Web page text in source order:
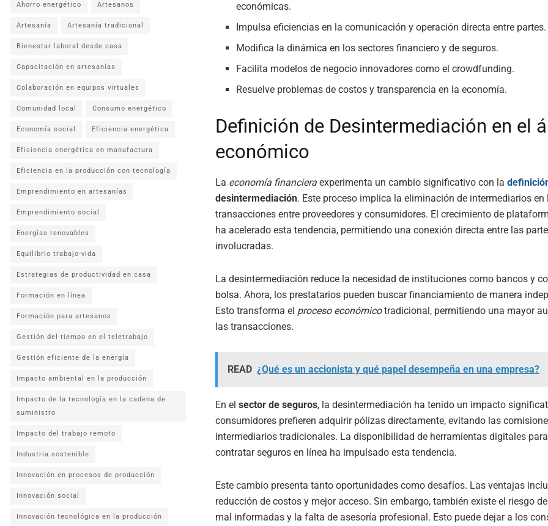
económicas.
Impulsa eficiencias en la comunicación y operación directa entre partes.
Modifica la dinámica en los sectores financiero y de seguros.
Facilita modelos de negocio innovadores como el crowdfunding.
Resuelve problemas de costos y transparencia en la economía.
Definición de Desintermediación en el
económico
La economía financiera experimenta un cambio significativo con la
desintermediación. Este proceso implica la eliminación de intermediarios en
transacciones entre proveedores y consumidores. El crecimiento de
ha acelerado esta tendencia, permitiendo una conexión directa entre las
involucradas.
La desintermediación reduce la necesidad de instituciones como bancos y
bolsa. Ahora, los prestatarios pueden buscar financiamiento de manera
Esto transforma el proceso económicotradicional, permitiendo una mayor
las transacciones.
READ ¿Qué es un accionista y qué papel desempeña en una empresa?
En el sector de seguros, la desintermediación ha tenido un impacto
consumidores prefieren adquirir pólizas directamente, evitando las
intermediarios tradicionales. La disponibilidad de herramientas digitales
contratar seguros en línea ha impulsado esta tendencia.
Este cambio presenta tanto oportunidades como desafíos. Las ventajas
reducción de costos y mejor acceso. Sin embargo, también existe el riesgo
mal informadas y la falta de asesoría profesional. Esto puede dejar a los
Ahorro energético Artesanos
Artesanía Artesanía tradicional
Bienestar laboral desde casa
Capacitación en artesanías
Colaboración en equipos virtuales
Comunidad local Consumo energético
Economía social Eficiencia energética
Eficiencia energética en manufactura
Eficiencia en la producción con tecnología
Emprendimiento en artesanías
Emprendimiento social
Energías renovables
Equilibrio trabajo-vida
Estrategias de productividad en casa
Formación en línea
Formación para artesanos
Gestión del tiempo en el teletrabajo
Gestión eficiente de la energía
Impacto ambiental en la producción
Impacto de la tecnología en la cadena de
suministro
Impacto del trabajo remoto
Industria sostenible
Innovación en procesos de producción
Innovación social
Innovación tecnológica en la producción